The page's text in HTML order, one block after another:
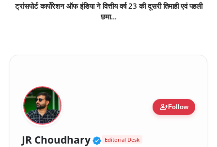
ट्रांसपोर्ट कार्पोरेशन ऑफ इंडिया ने वित्तीय वर्ष 23 की दूसरी तिमाही एवं पहली
छमा...
person_addFollow
JR Choudhary Verified Public Figure
Editorial Desk